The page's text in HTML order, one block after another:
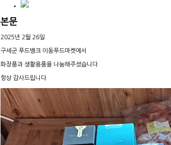
본문
2025년 2월 26일
구세군 푸드뱅크 이동푸드마켓에서
화장품과 생활용품을 나눔해주셨습니다
항상 감사드립니다